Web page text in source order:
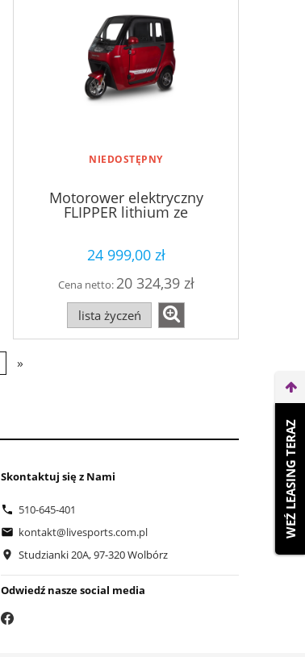
NIEDOSTĘPNY
Motorower elektryczny
FLIPPER lithium ze
24 999,00 zł
Cena netto: 20 324,39 zł
lista życzeń
»
Skontaktuj się z Nami
510-645-401
kontakt@livesports.com.pl
Studzianki 20A, 97-320 Wolbórz
Odwiedź nasze social media
WEŹ LEASING TERAZ